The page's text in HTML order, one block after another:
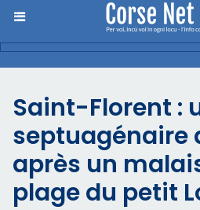
Saint-Florent :
septuagénaire
après un
plage du petit